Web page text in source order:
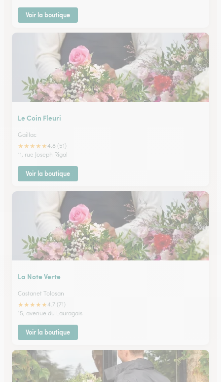
Voir la boutique
Le Coin Fleuri
Gaillac
★★★★★4.8 (51)
11, rue Joseph Rigal
Voir la boutique
La Note Verte
Castanet Tolosan
★★★★★4.7 (71)
15, avenue du Lauragais
Voir la boutique